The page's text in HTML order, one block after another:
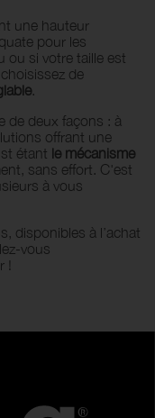
une hauteur
pour les
ou si votre taille est
de
.
de deux façons : à
offrant une
étant le mécanisme
sans effort. C'est
à vous
disponibles à l’achat
vous
!